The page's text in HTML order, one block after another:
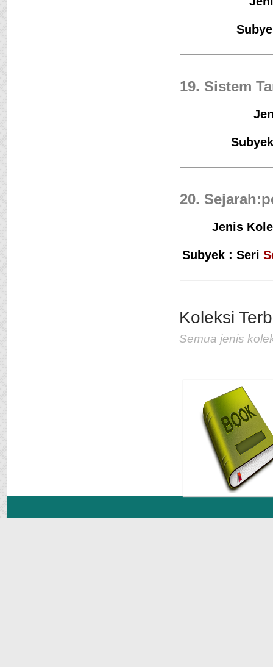
19. Sistem
20.
Jenis
Subyek : Seri
Koleksi
Semua jenis
Jejak Langkah
Penerbit :Lentera